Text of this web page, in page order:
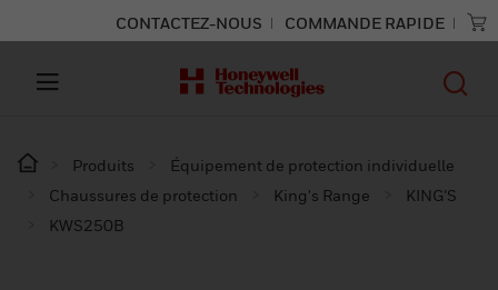
CONTACTEZ-NOUS COMMANDE RAPIDE
Produits
Équipement de protection individuelle
Chaussures de protection
King's Range
KING’S
KWS250B